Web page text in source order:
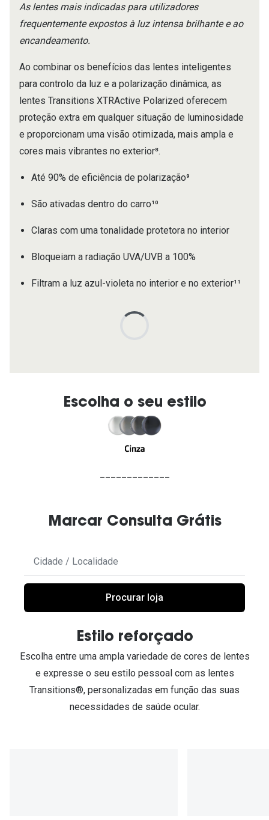
As lentes mais indicadas para utilizadores
frequentemente expostos à luz intensa brilhante e ao
encandeamento.
Ao combinar os benefícios das lentes inteligentes
para controlo da luz e a polarização dinâmica, as
lentes Transitions XTRActive Polarized oferecem
proteção extra em qualquer situação de luminosidade
e proporcionam uma visão otimizada, mais ampla e
cores mais vibrantes no exterior⁸.​
Até 90% de eficiência de polarização⁹
São ativadas dentro do carro¹⁰
Claras com uma tonalidade protetora no interior
Bloqueiam a radiação UVA/UVB a 100%
Filtram a luz azul-violeta no interior e no exterior¹¹
Escolha o seu estilo
Marcar Consulta Grátis
foram
encontrados
faça
baixo
para
partilhar
Procurar loja
Estilo reforçado
Escolha entre uma ampla variedade de cores de lentes
e expresse o seu estilo pessoal com as lentes
Transitions®, personalizadas em função das suas
necessidades de saúde ocular.​